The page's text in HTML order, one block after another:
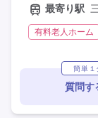
最寄り駅
有料老人ホーム
残業ほぼなし
学歴不問
定
簡単１
質問す